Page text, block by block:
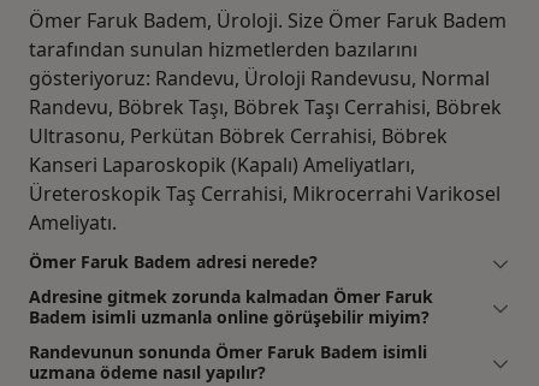
Ömer Faruk Badem, Üroloji. Size Ömer Faruk Badem
tarafından sunulan hizmetlerden bazılarını
gösteriyoruz: Randevu, Üroloji Randevusu, Normal
Randevu, Böbrek Taşı, Böbrek Taşı Cerrahisi, Böbrek
Ultrasonu, Perkütan Böbrek Cerrahisi, Böbrek
Kanseri Laparoskopik (Kapalı) Ameliyatları,
Üreteroskopik Taş Cerrahisi, Mikrocerrahi Varikosel
Ameliyatı.
Ömer Faruk Badem adresi nerede?
Adresine gitmek zorunda kalmadan Ömer Faruk
Badem isimli uzmanla online görüşebilir miyim?
Randevunun sonunda Ömer Faruk Badem isimli
uzmana ödeme nasıl yapılır?